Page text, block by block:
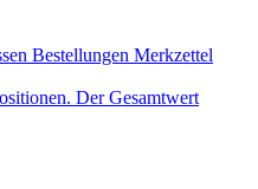
Bestellungen Merkzettel
Der Gesamtwert